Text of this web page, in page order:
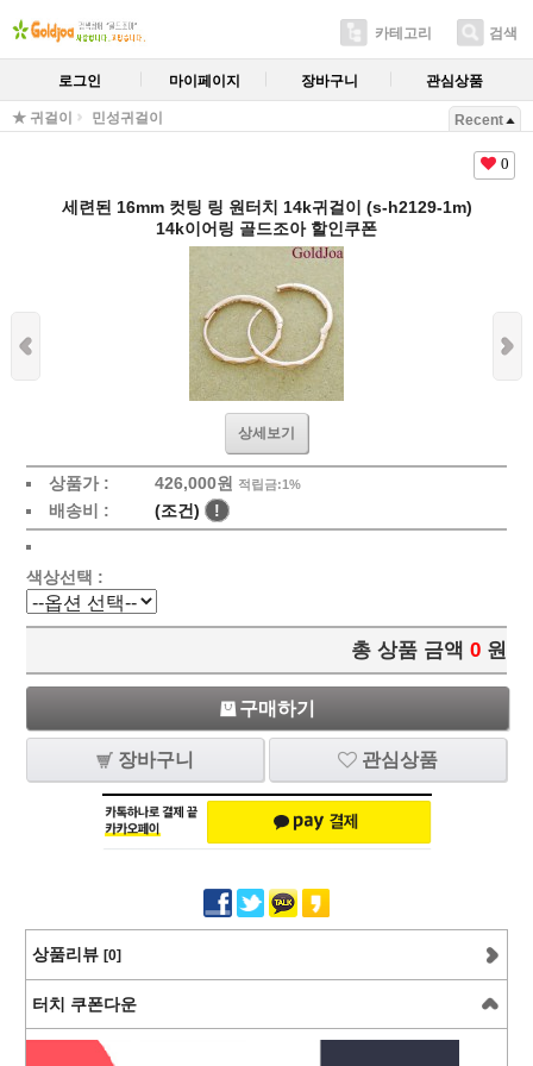
카테고리 검색
로그인 마이페이지 장바구니 관심상품
★ 귀걸이 민성귀걸이 Recent
0
세련된 16mm 컷팅 링 원터치 14k귀걸이 (s-h2129-1m)
14k이어링 골드조아 할인쿠폰
상세보기
상품가 : 426,000원 적립금:1%
배송비 : (조건) !
색상선택 :
총 상품 금액 0 원
구매하기
장바구니 관심상품
상품리뷰 [0]
터치 쿠폰다운